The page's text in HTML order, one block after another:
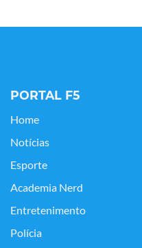
PORTAL F5
Home
Notícias
Esporte
Academia Nerd
Entretenimento
Polícia